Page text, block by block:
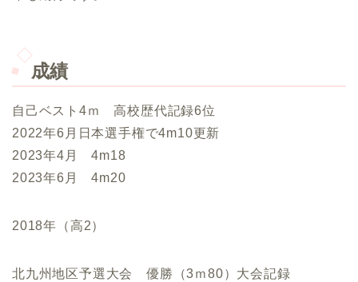
成績
自己ベスト4ｍ 高校歴代記録6位
2022年6月日本選手権で4m10更新
2023年4月 4m18
2023年6月 4m20
2018年（高2）
北九州地区予選大会 優勝（3ｍ80）大会記録